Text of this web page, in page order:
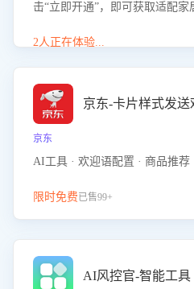
击“立即开通”，即可获取适配
能、尺寸参数咨询等高频场景下
2人正在体验...
京东
AI工具 · 欢迎语配置 · 商品推荐
限时免费已售99+
AI风控官-智能工具